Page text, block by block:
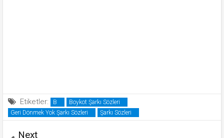
Etiketler: B
Boykot Şarkı Sözleri
Geri Dönmek Yok Şarkı Sözleri
Şarkı Sözleri
Next